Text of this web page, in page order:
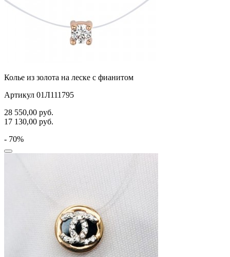
Колье из золота на леске с фианитом
Артикул 01Л111795
28 550,00 руб.
17 130,00 руб.
- 70%